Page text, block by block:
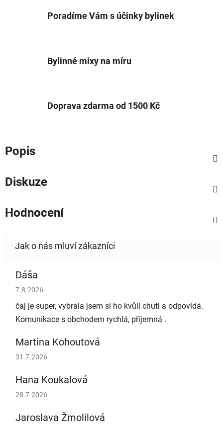
Poradíme Vám s účinky bylinek
Bylinné mixy na míru
Doprava zdarma od 1500 Kč
Popis
Diskuze
Hodnocení
Dáša
Hodnocení obchodu je 5 z 5 hvězdiček.
7.8.2026
čaj je super, vybrala jsem si ho kvůli chuti a odpovídá.
Komunikace s obchodem rychlá, příjemná .
Martina Kohoutová
Hodnocení obchodu je 5 z 5 hvězdiček.
31.7.2026
Hana Koukalová
Hodnocení obchodu je 5 z 5 hvězdiček.
28.7.2026
Jaroslava Žmolilová